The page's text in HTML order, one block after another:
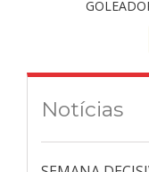
Notícias